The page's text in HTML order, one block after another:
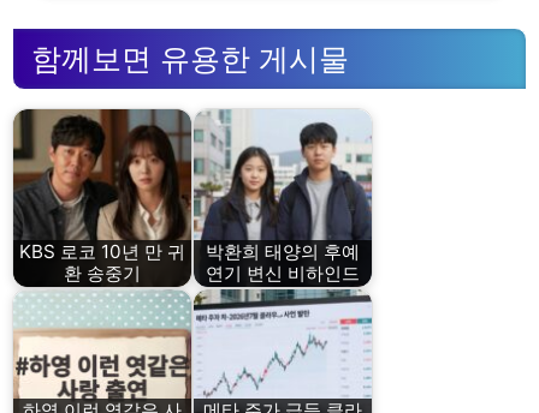
함께보면 유용한 게시물
KBS 로코 10년 만 귀
환 송중기
박환희 태양의 후예
연기 변신 비하인드